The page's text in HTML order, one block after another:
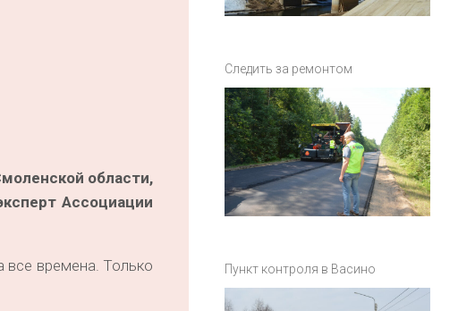
области,
Ассоциации
времена. Только
Следить за ремонтом
Пункт контроля в Васино